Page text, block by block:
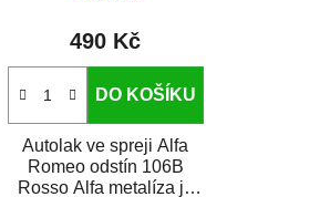
490 Kč
DO KOŠÍKU
Autolak ve spreji Alfa
Romeo odstín 106B
Rosso Alfa metalíza je